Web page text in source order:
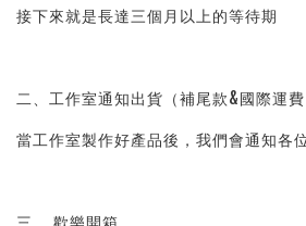
接下來就是長達三個月以上的等待期
二、工作室通知出貨（補尾款&國際運費
當工作室製作好產品後，我們會通知各
三、 歡樂開箱